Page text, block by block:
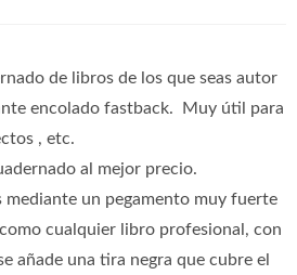
de libros de los que seas autor
encolado fastback. Muy útil para
, etc.
al mejor precio.
mediante un pegamento muy fuerte
cualquier libro profesional, con
añade una tira negra que cubre el